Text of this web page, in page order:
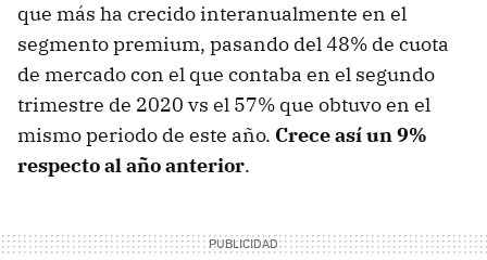
que más ha crecido interanualmente en el
segmento premium, pasando del 48% de cuota
de mercado con el que contaba en el segundo
trimestre de 2020 vs el 57% que obtuvo en el
mismo periodo de este año. Crece así un 9%
respecto al año anterior.